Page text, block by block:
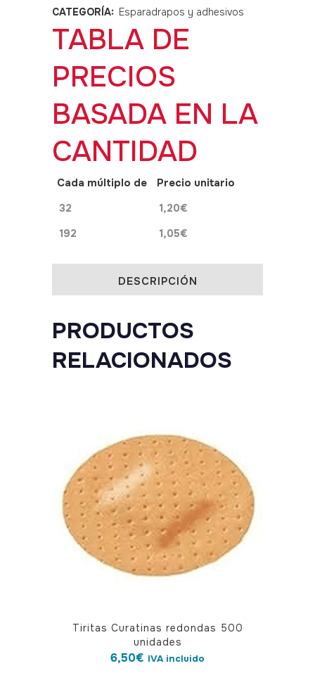
funcional
cm
10
m
CATEGORÍA: Esparadrapos y adhesivos
TABLA DE
PRECIOS
BASADA EN LA
CANTIDAD
Cada múltiplo de
Precio unitario
32
1,20€
192
1,05€
DESCRIPCIÓN
PRODUCTOS
RELACIONADOS
Tiritas Curatinas redondas 500
unidades
6,50€ IVA incluido